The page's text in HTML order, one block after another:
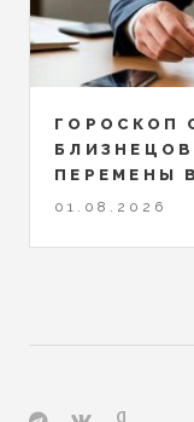
ГОРОСКОП
ПЕРЕМЕНЫ
01.08.2026